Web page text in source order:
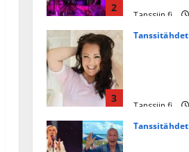
2
Tanssiin.fi
3
Tanssitähdet
Tanssiin.fi
Tanssitähdet